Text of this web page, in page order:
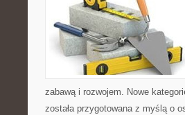
zabawą i rozwojem. Nowe
została przygotowana z myślą o